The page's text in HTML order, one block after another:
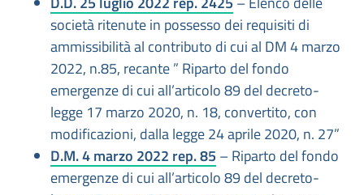
società ritenute in possesso dei requisiti di
ammissibilità al contributo di cui al DM 4 marzo
2022, n.85, recante ” Riparto del fondo
emergenze di cui all’articolo 89 del decreto-
legge 17 marzo 2020, n. 18, convertito, con
modificazioni, dalla legge 24 aprile 2020, n. 27”
D.M. 4 marzo 2022 rep. 85 – Riparto del fondo
emergenze di cui all’articolo 89 del decreto-